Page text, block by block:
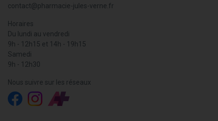
contact@pharmacie-jules-verne.fr
Horaires
Du lundi au vendredi
9h - 12h15 et 14h - 19h15
Samedi
9h - 12h30
Nous suivre sur les réseaux